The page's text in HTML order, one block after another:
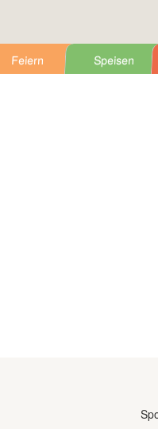
Feiern Speisen